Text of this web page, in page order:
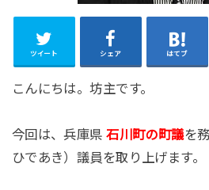
ツイート シェア はてブ
こんにちは。坊主です。
今回は、兵庫県石川町の町議を
ひであき）議員を取り上げます。